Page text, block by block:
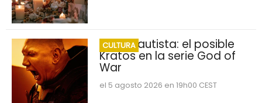
CULTURA
Dave Bautista: el posible
Kratos en la serie God of
War
el 5 agosto 2026 en 19h00 CEST